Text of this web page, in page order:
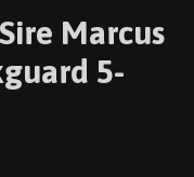
Marcus
5-